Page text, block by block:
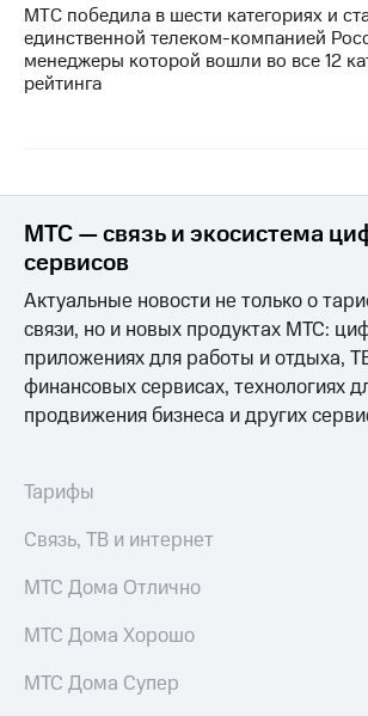
МТС победила в шести категориях и
единственной телеком-компанией
менеджеры которой вошли во все 12
рейтинга
МТС — связь и экосистема
сервисов
Актуальные новости не только о
связи, но и новых продуктах МТС:
приложениях для работы и отдыха,
финансовых сервисах, технологиях
продвижения бизнеса и других
Тарифы
Связь, ТВ и интернет
МТС Дома Отлично
МТС Дома Хорошо
МТС Дома Супер